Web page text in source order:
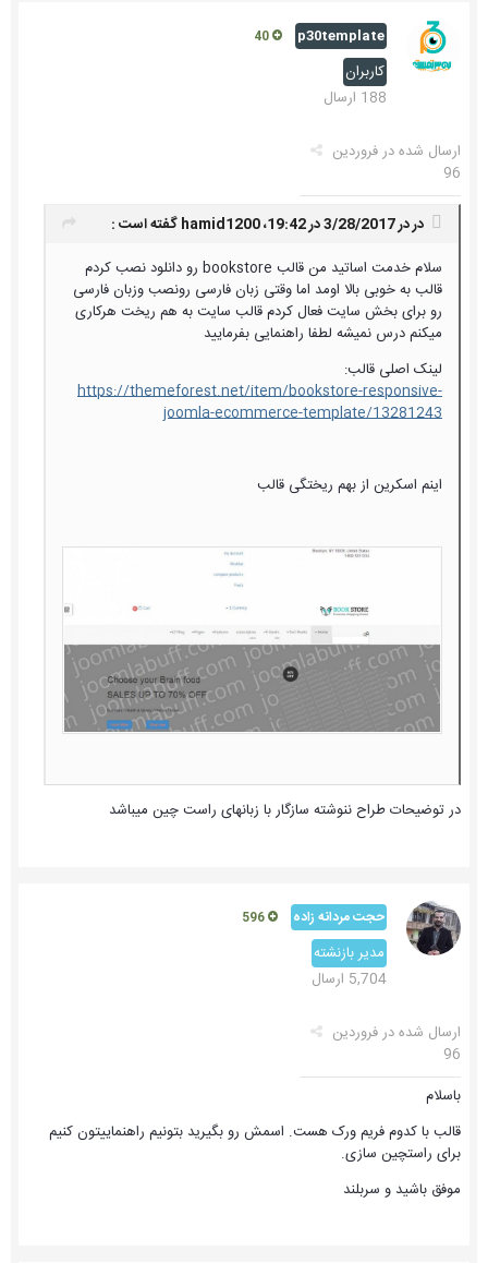
p30template
کاربران
188 ارسال
ارسال شده درفروردین
96
در در 3/28/2017 در 19:42، hamid1200گفته است :
سلام خدمت اساتید من قالب bookstore رو دانلود نصب کردم
قالب به خوبی بالا اومد اما وقتی زبان فارسی رونصب وزبان فارسی
رو برای بخش سایت فعال کردم قالب سایت به هم ریخت هرکاری
میکنم درس نمیشه لطفا راهنمایی بفرمایید
لینک اصلی قالب:
https://themeforest.net/item/bookstore-responsive-
joomla-ecommerce-template/13281243
اینم اسکرین از بهم ریختگی قالب
در توضیحات طراح ننوشته سازگار با زبانهای راست چین میباشد
حجت مردانه زاده
مدیر بازنشته
5,704 ارسال
ارسال شده درفروردین
96
باسلام
قالب با کدوم فریم ورک هست. اسمش رو بگیرید بتونیم راهنماییتون کنیم
برای راستچین سازی.
موفق باشید و سربلند